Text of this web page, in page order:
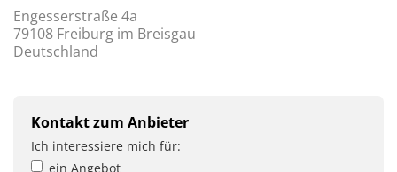
Engesserstraße 4a
79108 Freiburg im Breisgau
Deutschland
Kontakt zum Anbieter
Ich interessiere mich für:
ein Angebot